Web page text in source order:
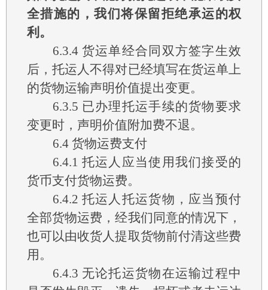
全措施的，我们将保留拒绝承运的权
利。
6.3.4 货运单经合同双方签字生效
后，托运人不得对已经填写在货运单上
的货物运输声明价值提出变更。
6.3.5 已办理托运手续的货物要求
变更时，声明价值附加费不退。
6.4 货物运费支付
6.4.1 托运人应当使用我们接受的
货币支付货物运费。
6.4.2 托运人托运货物，应当预付
全部货物运费，经我们同意的情况下，
也可以由收货人提取货物前付清这些费
用。
6.4.3 无论托运货物在运输过程中